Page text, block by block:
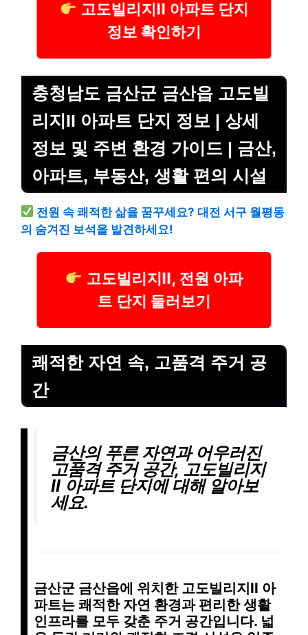
고도빌리지II 아파트 단지
정보 확인하기
충청남도 금산군 금산읍 고도빌
리지II 아파트 단지 정보 | 상세
정보 및 주변 환경 가이드 | 금산,
아파트, 부동산, 생활 편의 시설
전원 속 쾌적한 삶을 꿈꾸세요? 대전 서구 월평동
의 숨겨진 보석을 발견하세요!
고도빌리지II, 전원 아파
트 단지 둘러보기
쾌적한 자연 속, 고품격 주거 공
간
금산의 푸른 자연과 어우러진
고품격 주거 공간, 고도빌리지
II 아파트 단지에 대해 알아보
세요.
금산군 금산읍에 위치한 고도빌리지II 아
파트는 쾌적한 자연 환경과 편리한 생활
인프라를 모두 갖춘 주거 공간입니다. 넓